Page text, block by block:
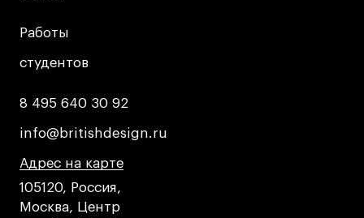
Работы
студентов
Работы
студентов
8 495 640 30 92
8 495 640 30 92
info@britishdesign.ru
info@britishdesign.ru
Адрес на карте
Адрес на карте
Адрес на карте
105120, Россия,
Москва, Центр